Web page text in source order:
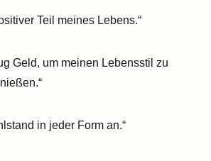
Teil meines Lebens.“
Geld, um meinen Lebensstil zu
in jeder Form an.“